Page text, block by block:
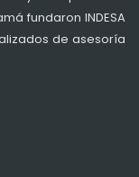
fundaron INDESA
de asesoría